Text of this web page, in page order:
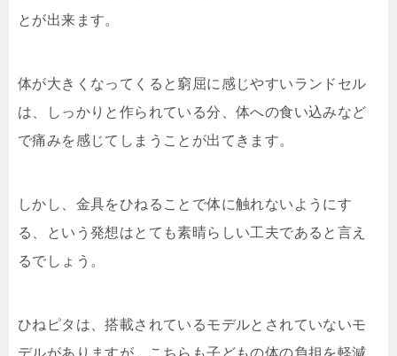
とが出来ます。
体が大きくなってくると窮屈に感じやすいランドセル
は、しっかりと作られている分、体への食い込みなど
で痛みを感じてしまうことが出てきます。
しかし、金具をひねることで体に触れないようにす
る、という発想はとても素晴らしい工夫であると言え
るでしょう。
ひねピタは、搭載されているモデルとされていないモ
デルがありますが、こちらも子どもの体の負担を軽減